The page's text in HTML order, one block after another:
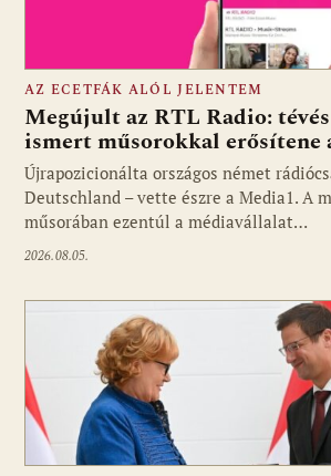
Fotó: media1.hu
AZ ECETFÁK ALÓL JELENTEM
Megújult az RTL Radio:
ismert műsorokkal erősítene
Újrapozicionálta országos német
Deutschland – vette észre a Media1. A
műsorában ezentúl a médiavállalat…
2026.08.05.